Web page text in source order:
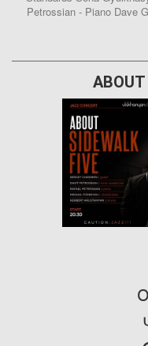
Petrossian - Piano Dave
ABOUT